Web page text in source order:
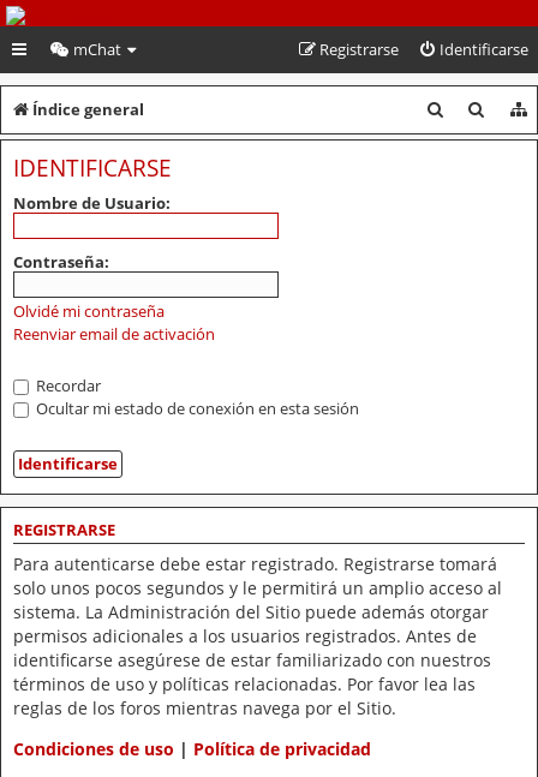
PeruVoley.com
mChat Identificarse
Registrarse
Índice general
u
u
IDENTIFICARSE
Nombre de Usuario:
Contraseña:
Olvidé mi contraseña
Reenviar email de activación
Recordar
Ocultar mi estado de conexión en esta sesión
REGISTRARSE
Para autenticarse debe estar registrado. Registrarse tomará
solo unos pocos segundos y le permitirá un amplio acceso al
sistema. La Administración del Sitio puede además otorgar
permisos adicionales a los usuarios registrados. Antes de
identificarse asegúrese de estar familiarizado con nuestros
términos de uso y políticas relacionadas. Por favor lea las
reglas de los foros mientras navega por el Sitio.
Condiciones de uso | Política de privacidad